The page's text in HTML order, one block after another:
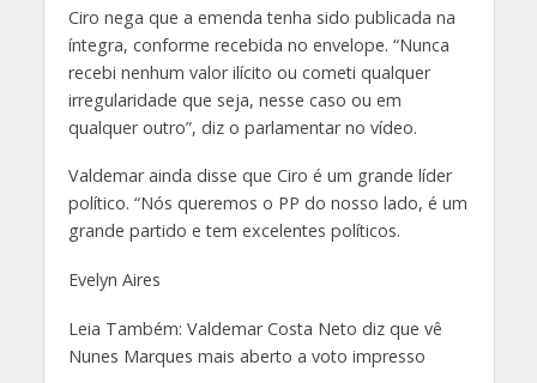
Ciro nega que a emenda tenha sido publicada na
íntegra, conforme recebida no envelope. “Nunca
recebi nenhum valor ilícito ou cometi qualquer
irregularidade que seja, nesse caso ou em
qualquer outro”, diz o parlamentar no vídeo.
Valdemar ainda disse que Ciro é um grande líder
político. “Nós queremos o PP do nosso lado, é um
grande partido e tem excelentes políticos.
Evelyn Aires
Leia Também: Valdemar Costa Neto diz que vê
Nunes Marques mais aberto a voto impresso